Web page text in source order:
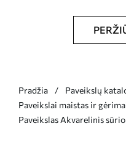
Pradžia
Paveikslų
Paveikslai maistas ir
Paveikslas Akvarelinis
elegantiškas maisto